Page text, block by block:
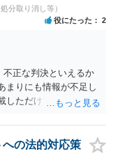
分取り消し等）
役にたった 2
不正な判決といえるか
まりにも情報が不足し
しただけでは判断が難
の法的対応策